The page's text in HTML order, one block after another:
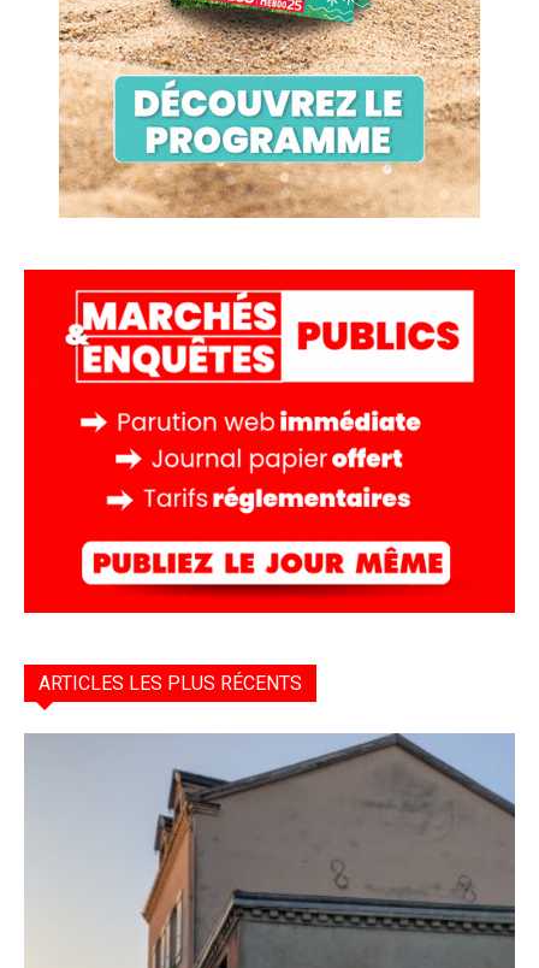
ARTICLES LES PLUS RÉCENTS